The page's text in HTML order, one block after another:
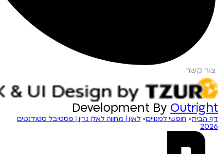
צור קשר
Development By Outright
דף הבית> חופשי למנויים> לאון | מחווה לאלן גרין | פסטיבל סטודנטים
2026